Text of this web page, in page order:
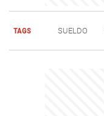
TAGS SUELDO